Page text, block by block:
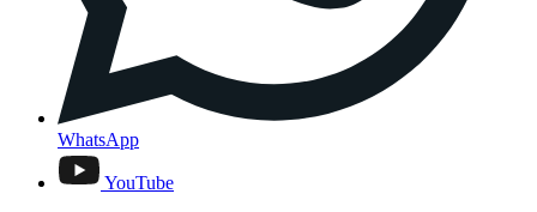
WhatsApp
YouTube